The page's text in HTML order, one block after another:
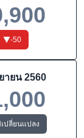
-50
ายน 2560
ปลี่ยนแปลง